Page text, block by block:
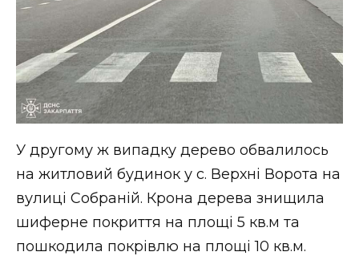
У другому ж випадку дерево обвалилось
на житловий будинок у с. Верхні Ворота на
вулиці Собраній. Крона дерева знищила
шиферне покриття на площі 5 кв.м та
пошкодила покрівлю на площі 10 кв.м.